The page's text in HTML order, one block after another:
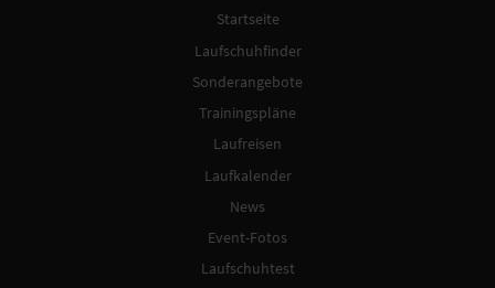
Startseite
Laufschuhfinder
Sonderangebote
Trainingspläne
Laufreisen
Laufkalender
News
Event-Fotos
Laufschuhtest